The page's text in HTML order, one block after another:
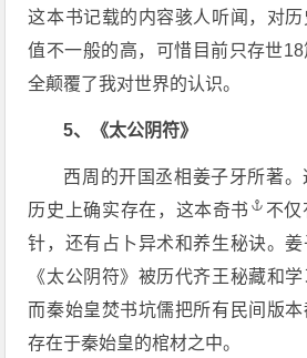
这本书记载的内容骇人听闻，对
值不一般的高，可惜目前只存世
全颠覆了我对世界的认识。
5、《太公阴符》
西周的开国丞相姜子牙所著
历史上确实存在，这本奇书
不仅
针，还有占卜异术和养生秘诀。姜
《太公阴符》被历代齐王秘藏和
而秦始皇焚书坑儒把所有民间版
存在于秦始皇的棺材之中。